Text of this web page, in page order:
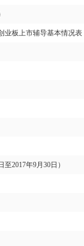
业板上市辅导基本情况表
2017年9月30日）